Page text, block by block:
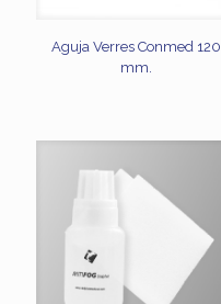
Aguja Verres Conmed 120
mm.